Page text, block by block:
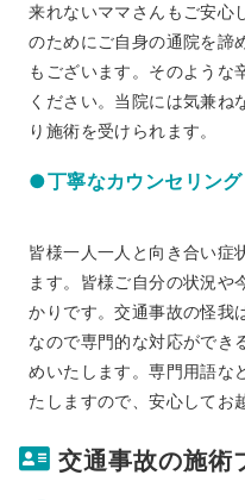
来れないママさんもご安心
のためにご自身の通院を諦
もございます。そのような
ください。当院には気兼ね
り施術を受けられます。
●丁寧なカウンセリング
皆様一人一人と向き合い症
ます。皆様ご自分の状況や
かりです。交通事故の怪我
なので専門的な対応ができ
めいたします。専門用語な
たしますので、安心してお
交通事故の施術